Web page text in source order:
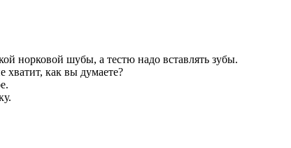
норковой шубы, а тестю надо вставлять зубы.
хватит, как вы думаете?